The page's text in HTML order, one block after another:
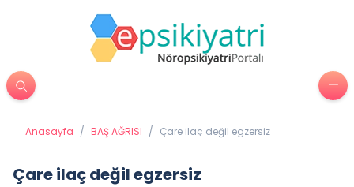
Anasayfa / BAŞ AĞRISI / Çare ilaç değil egzersiz
Çare ilaç değil egzersiz